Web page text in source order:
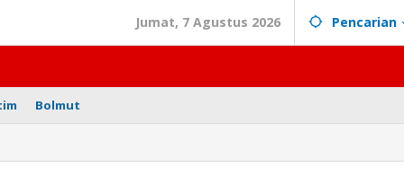
Jumat, 7 Agustus 2026 Pencarian
Bolmut